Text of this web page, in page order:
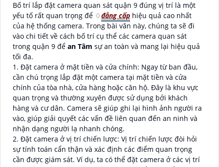
Bố trí lắp đặt camera quan sát quận 9 đúng vị trí là một
yếu tố rất quan trọng để ♢đẳng cấp hiệu quả cao nhất
của hệ thống camera. Trong bài văn này, chúng ta sẽ đi
vào chi tiết về cách bố trí cụ thể các camera quan sát
trong quận 9 để an Tâm sự an toàn và mang lại hiệu quả
tối đa.
1. Đặt camera ở mặt tiền và cửa chính: Ngay từ ban đầu,
cần chú trọng lắp đặt một camera tại mặt tiền và cửa
chính của tòa nhà, cửa hàng hoặc căn hộ. Đây là khu vực
quan trọng và thường xuyên được sử dụng bởi khách
hàng và cư dân. Camera sẽ giúp ghi lại hình ảnh người ra
vào, giúp giải quyết các vấn đề liên quan đến an ninh và
nhận dạng người lạ nhanh chóng.
2. Đặt camera ở vị trí chiến lược: Vị trí chiến lược đòi hỏi
sự tính toán cẩn thận và xác định các điểm quan trọng
cần được giám sát. Ví dụ, ta có thể đặt camera ở các vị trí